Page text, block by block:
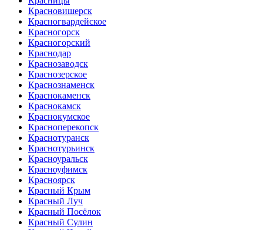
Красновишерск
Красногвардейское
Красногорск
Красногорский
Краснодар
Краснозаводск
Краснозерское
Краснознаменск
Краснокаменск
Краснокамск
Краснокумское
Красноперекопск
Краснотуранск
Краснотурьинск
Красноуральск
Красноуфимск
Красноярск
Красный Крым
Красный Луч
Красный Посёлок
Красный Сулин